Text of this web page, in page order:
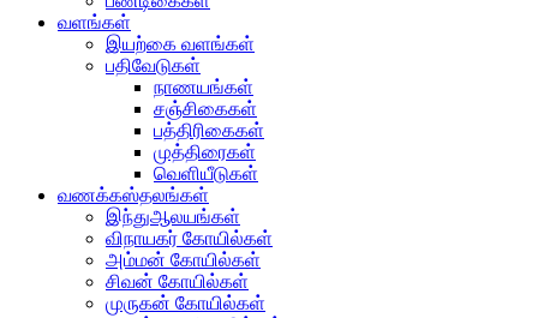
வளங்கள்
இயற்கை வளங்கள்
பதிவேடுகள்
நாணயங்கள்
சஞ்சிகைகள்
பத்திரிகைகள்
முத்திரைகள்
வெளியீடுகள்
வணக்கஸ்தலங்கள்
இந்துஆலயங்கள்
விநாயகர் கோயில்கள்
அம்மன் கோயில்கள்
சிவன் கோயில்கள்
முருகன் கோயில்கள்